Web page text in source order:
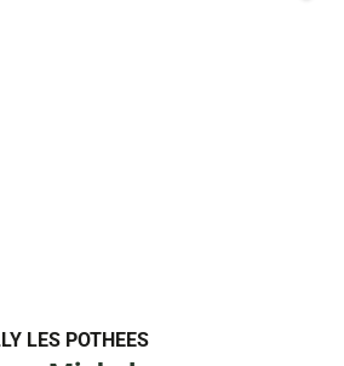
LES POTHEES